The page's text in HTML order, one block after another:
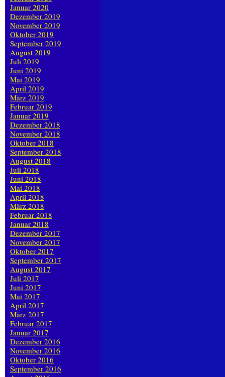
Januar 2020
Dezember 2019
November 2019
Oktober 2019
September 2019
August 2019
Juli 2019
Juni 2019
Mai 2019
April 2019
März 2019
Februar 2019
Januar 2019
Dezember 2018
November 2018
Oktober 2018
September 2018
August 2018
Juli 2018
Juni 2018
Mai 2018
April 2018
März 2018
Februar 2018
Januar 2018
Dezember 2017
November 2017
Oktober 2017
September 2017
August 2017
Juli 2017
Juni 2017
Mai 2017
April 2017
März 2017
Februar 2017
Januar 2017
Dezember 2016
November 2016
Oktober 2016
September 2016